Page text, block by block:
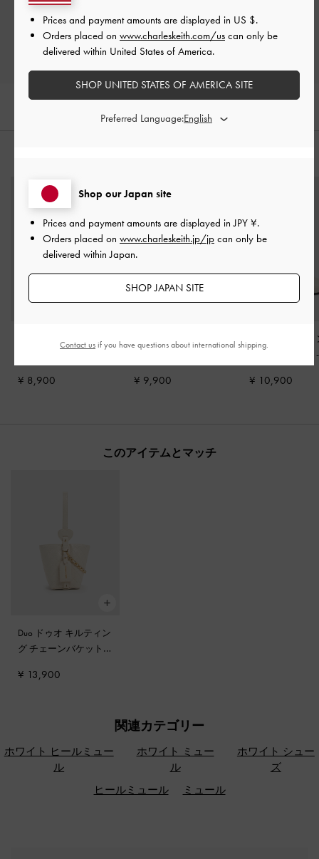
レビューを書く
ブロックヒール アン
¥ 8,900
Oleana オレアナ クリ
¥ 9,900
バックボウ ス
バックパンプス
¥ 10,900
このアイテムとマッチ
Duo ドゥオ キルティン
グ チェーンバケット
¥ 13,900
関連カテゴリー
ホワイト ヒールミュー
ル
ホワイト ミュー
ル
ホワイト シュー
ズ
ヒールミュール
ミュール
Shop our Japan site
Prices and payment amounts are displayed inJPY ¥.
Orders placed on www.charleskeith.jp/jp can only be
delivered within Japan.
SHOP JAPAN SITE
Prices and payment amounts are displayed in US $.
Orders placed on www.charleskeith.com/us can only be
delivered within United States of America.
SHOP UNITED STATES OF AMERICA SITE
Preferred Language:
Contact usif you have questions about international shipping.